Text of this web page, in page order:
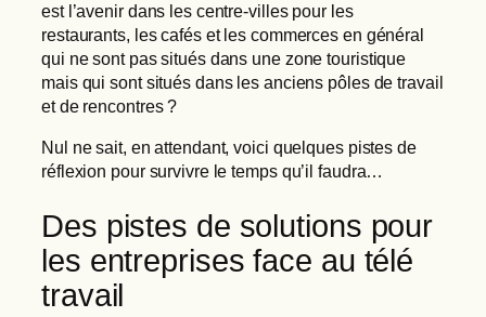
est l’avenir dans les centre-villes pour les
restaurants, les cafés et les commerces en général
qui ne sont pas situés dans une zone touristique
mais qui sont situés dans les anciens pôles de travail
et de rencontres ?
Nul ne sait, en attendant, voici quelques pistes de
réflexion pour survivre le temps qu’il faudra…
Des pistes de solutions pour
les entreprises face au télé
travail